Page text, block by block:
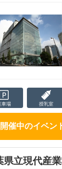
車場 授乳室
開催中のイベン
県立現代産